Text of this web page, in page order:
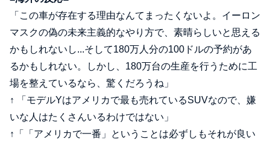
「この車が存在する理由なんてまったくないよ。イーロン
マスクの偽の未来主義的なやり方で、素晴らしいと思える
かもしれないし...そして180万人分の100ドルの予約があ
るかもしれない。しかし、180万台の生産を行うために工
場を整えているなら、驚くだろうね」
↑ 「モデルYはアメリカで最も売れているSUVなので、嫌
いな人はたくさんいるわけではない」
↑「「アメリカで一番」ということは必ずしもそれが良い